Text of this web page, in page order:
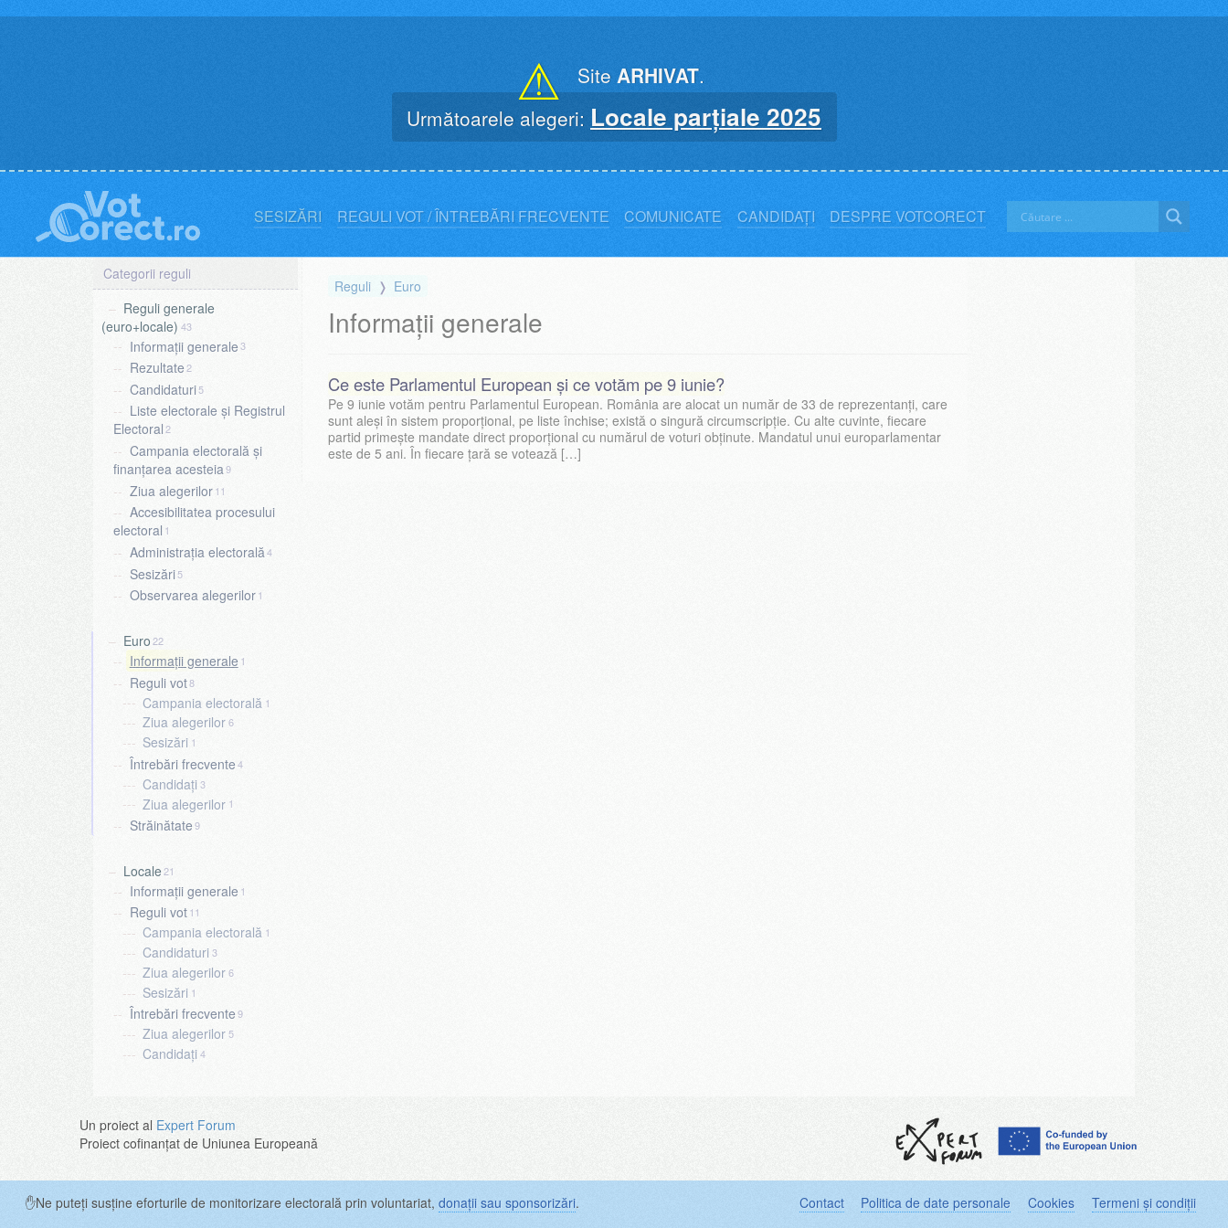
⚠ Site ARHIVAT.
Următoarele alegeri: Locale parțiale 2025
SESIZĂRI REGULI VOT / ÎNTREBĂRI FRECVENTE COMUNICATE CANDIDAȚI DESPRE VOTCORECT
Reguli generale
(euro+locale) 43
Informații generale3
Rezultate2
Candidaturi5
Liste electorale și Registrul
Electoral 2
Campania electorală și
finanțarea acesteia 9
Ziua alegerilor 11
Accesibilitatea procesului
electoral 1
Administrația electorală4
Sesizări5
Observarea alegerilor 1
Euro 22
Informații generale 1
Reguli vot8
Campania electorală 1
Ziua alegerilor6
Sesizări 1
Întrebări frecvente4
Candidați3
Ziua alegerilor 1
Străinătate9
Locale 21
Informații generale 1
Reguli vot 11
Campania electorală 1
Candidaturi3
Ziua alegerilor6
Sesizări 1
Întrebări frecvente9
Ziua alegerilor 5
Candidați4
Reguli Euro
Informații generale
Ce este Parlamentul European și ce votăm pe 9 iunie?
Pe 9 iunie votăm pentru Parlamentul European. România are alocat un număr de 33 de reprezentanți, care
sunt aleși în sistem proporțional, pe liste închise; există o singură circumscripție. Cu alte cuvinte, fiecare
partid primește mandate direct proporțional cu numărul de voturi obținute. Mandatul unui europarlamentar
este de 5 ani. În fiecare țară se votează […]
Un proiect al Expert Forum
Proiect cofinanțat de Uniunea Europeană
✋Ne puteți susține eforturile de monitorizare electorală prin voluntariat, donații sau sponsorizări. Contact Politica de date personale Cookies Termeni și condiții